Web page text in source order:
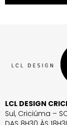
LCL DESIGN
Sul, Criciúma –